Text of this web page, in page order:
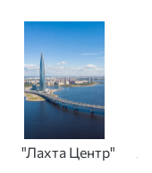
"Лахта Центр"